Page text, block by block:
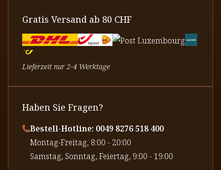
Gratis Versand ab 80 CHF
Lieferzeit nur 2-4 Werktage
Haben Sie Fragen?
Bestell-Hotline: 0049 8276 518 400
⁠Montag-Freitag, 8:00 - 20:00
⁠Samstag, Sonntag, Feiertag, 9:00 - 19:00